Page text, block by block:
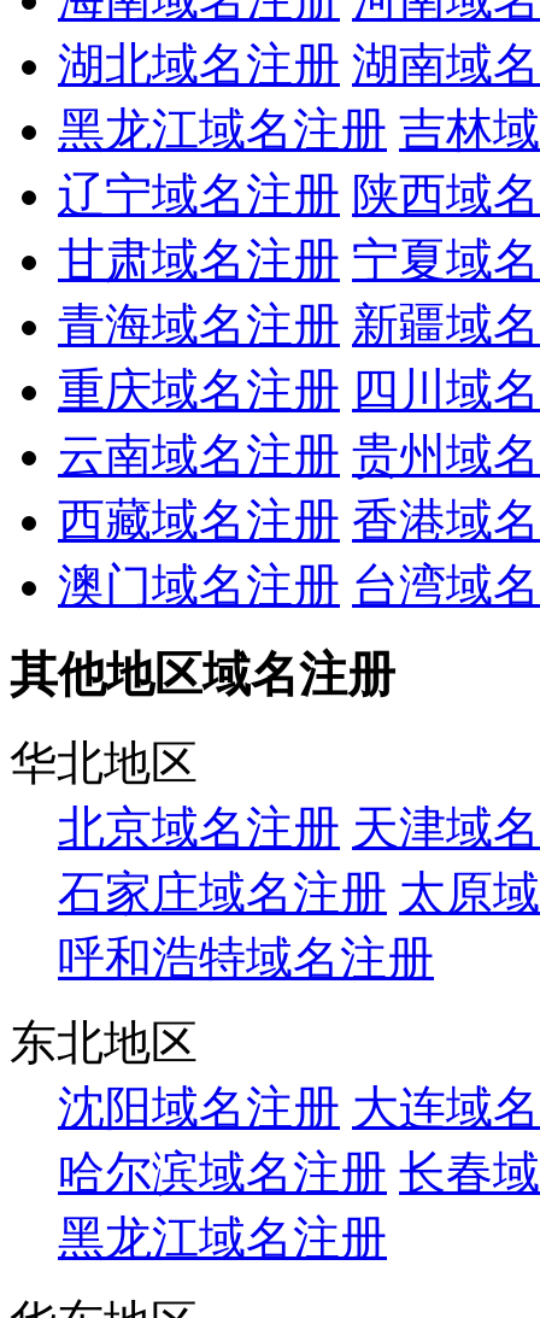
湖北域名注册 湖南域
黑龙江域名注册 吉林
辽宁域名注册 陕西域
甘肃域名注册 宁夏域
青海域名注册 新疆域
重庆域名注册 四川域
云南域名注册 贵州域
西藏域名注册 香港域
澳门域名注册 台湾域
其他地区域名注册
华北地区
北京域名注册 天津域
石家庄域名注册 太原
呼和浩特域名注册
东北地区
沈阳域名注册 大连域
哈尔滨域名注册 长春
黑龙江域名注册